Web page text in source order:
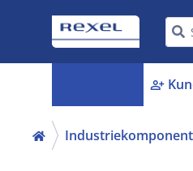
person_add